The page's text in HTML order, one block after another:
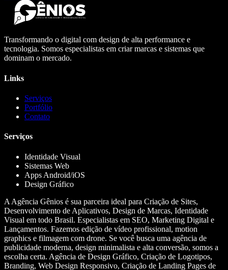
Transformando o digital com design de alta performance e
tecnologia. Somos especialistas em criar marcas e sistemas que
dominam o mercado.
Links
Serviços
Portfólio
Contato
Serviços
Identidade Visual
Sistemas Web
Apps Android/iOS
Design Gráfico
A Agência Gênios é sua parceira ideal para Criação de Sites,
Desenvolvimento de Aplicativos, Design de Marcas, Identidade
Visual em todo Brasil. Especialistas em SEO, Marketing Digital e
Lançamentos. Fazemos edição de vídeo profissional, motion
graphics e filmagem com drone. Se você busca uma agência de
publicidade moderna, design minimalista e alta conversão, somos a
escolha certa. Agência de Design Gráfico, Criação de Logotipos,
Branding, Web Design Responsivo, Criação de Landing Pages de